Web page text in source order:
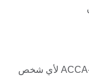
تُتاح الآن أول دورتين مجانيتين من برنامج ACCA-X لأي شخص